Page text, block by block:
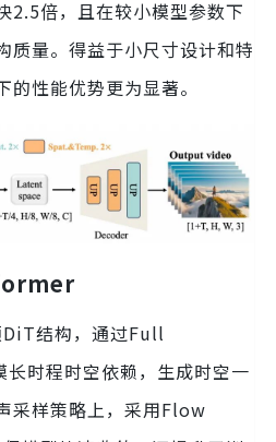
2.5倍，且在较小模型参数下
质量。得益于小尺寸设计和特
性能优势更为显著。
结构，通过Full
时程时空依赖，生成时空一
采样策略上，采用Flow